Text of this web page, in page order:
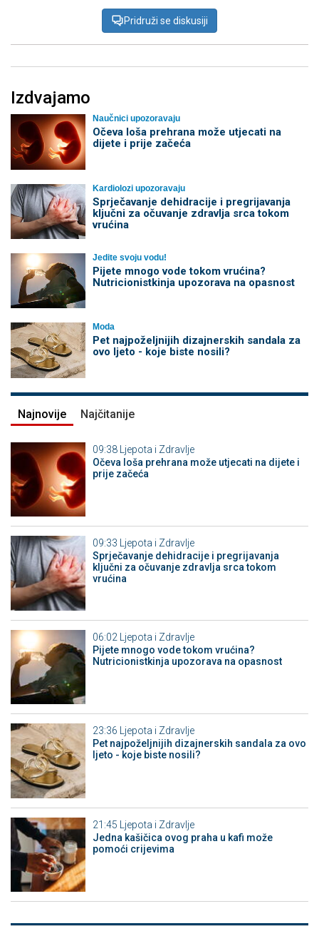
Pridruži se diskusiji
Izdvajamo
Naučnici upozoravaju
Očeva loša prehrana može utjecati na
dijete i prije začeća
Kardiolozi upozoravaju
Sprječavanje dehidracije i pregrijavanja
ključni za očuvanje zdravlja srca tokom
vrućina
Jedite svoju vodu!
Pijete mnogo vode tokom vrućina?
Nutricionistkinja upozorava na opasnost
Moda
Pet najpoželjnijih dizajnerskih sandala za
ovo ljeto - koje biste nosili?
Najnovije Najčitanije
09:38 Ljepota i Zdravlje
Očeva loša prehrana može utjecati na dijete i
prije začeća
09:33
Ljepota i Zdravlje
Sprječavanje dehidracije i pregrijavanja
ključni za očuvanje zdravlja srca tokom
vrućina
06:02 Ljepota i Zdravlje
Pijete mnogo vode tokom vrućina?
Nutricionistkinja upozorava na opasnost
23:36
Ljepota i Zdravlje
Pet najpoželjnijih dizajnerskih sandala za ovo
ljeto - koje biste nosili?
21:45 Ljepota i Zdravlje
Jedna kašičica ovog praha u kafi može
pomoći crijevima